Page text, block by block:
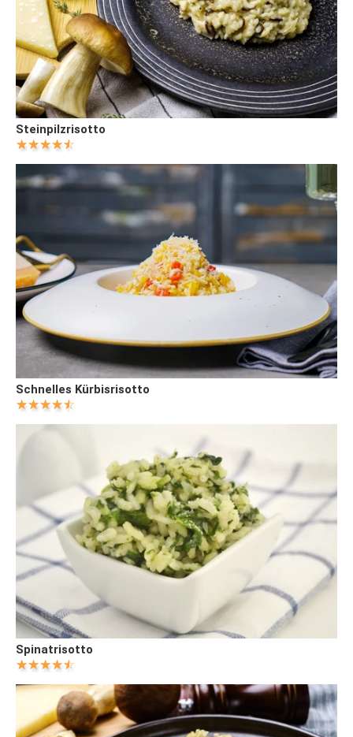
Steinpilzrisotto
Schnelles Kürbisrisotto
Spinatrisotto